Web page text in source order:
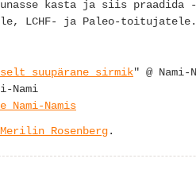
kasta ja siis
LCHF- ja Paleo-toitujatele.
suupärane sirmik" @ Nami-
Nami
Namis
Merilin Rosenberg.